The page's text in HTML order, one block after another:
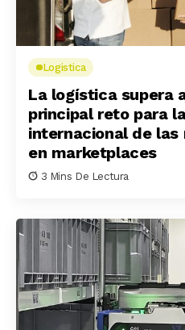
Logistica
La logística supera
principal reto para
internacional de las
en marketplaces
3 Mins De Lectura